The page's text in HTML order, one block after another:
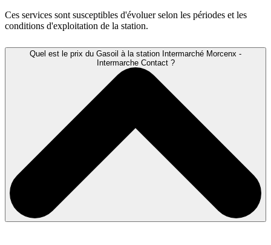
Ces services sont susceptibles d'évoluer selon les périodes et les
conditions d'exploitation de la station.
Quel est le prix du Gasoil à la station Intermarché Morcenx -
Intermarche Contact ?